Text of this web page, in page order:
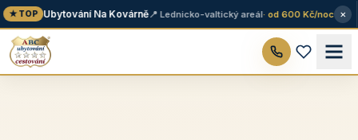
★ TOP Ubytování Na Kovárně📍 Lednicko-valtický areál· od 600 Kč/noc ×